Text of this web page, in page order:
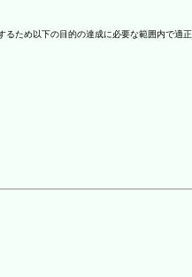
ため以下の目的の達成に必要な範囲内で適